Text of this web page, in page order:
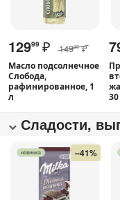
12999 ₽ 14999 ₽
Масло подсолнечное
Слобода,
рафинированное, 1
л
30
Сладости,
–41%